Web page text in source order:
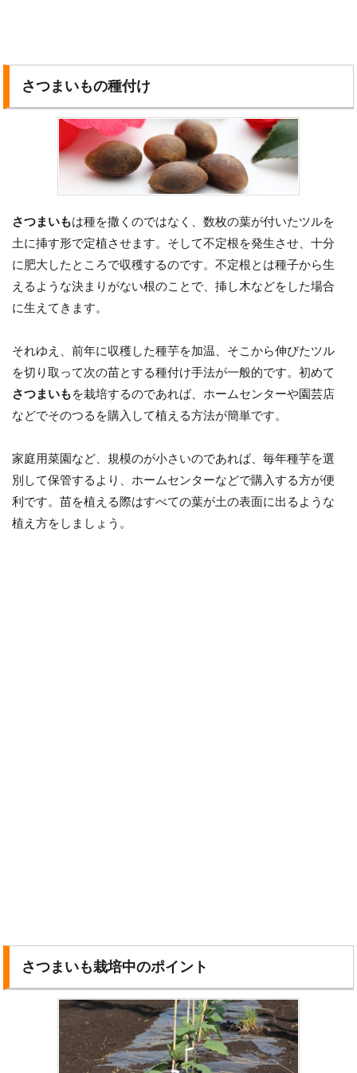
さつまいもの種付け
さつまいもは種を撒くのではなく、数枚の葉が付いたツルを
土に挿す形で定植させます。そして不定根を発生させ、十分
に肥大したところで収穫するのです。不定根とは種子から生
えるような決まりがない根のことで、挿し木などをした場合
に生えてきます。
それゆえ、前年に収穫した種芋を加温、そこから伸びたツル
を切り取って次の苗とする種付け手法が一般的です。初めて
さつまいもを栽培するのであれば、ホームセンターや園芸店
などでそのつるを購入して植える方法が簡単です。
家庭用菜園など、規模のが小さいのであれば、毎年種芋を選
別して保管するより、ホームセンターなどで購入する方が便
利です。苗を植える際はすべての葉が土の表面に出るような
植え方をしましょう。
さつまいも栽培中のポイント